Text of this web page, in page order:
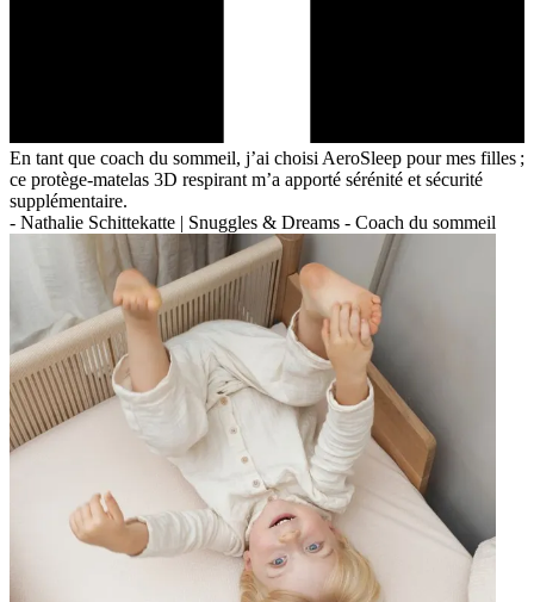
En tant que coach du sommeil, j’ai choisi AeroSleep pour mes filles ;
ce protège-matelas 3D respirant m’a apporté sérénité et sécurité
supplémentaire.
- Nathalie Schittekatte | Snuggles & Dreams - Coach du sommeil